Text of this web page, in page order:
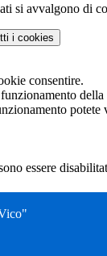
si avvalgono di
i cookies
consentire.
potete
essere